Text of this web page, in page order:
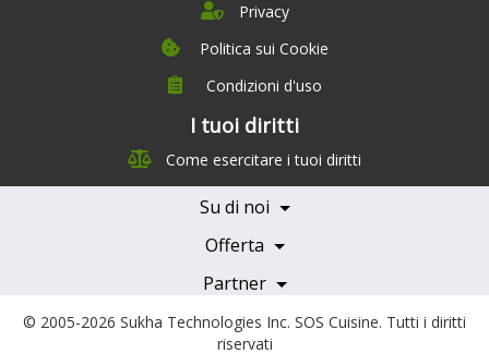
Privacy
Politica sui Cookie
Condizioni d'uso
I tuoi diritti
Come esercitare i tuoi diritti
Su di noi
Management Team
Team Nutrizione
Offerta
Testimonials
Servizi e Tariffe
Partner
Medici e Professionisti
Becoming a Partner
© 2005-2026 Sukha Technologies Inc. SOS Cuisine. Tutti i diritti
riservati